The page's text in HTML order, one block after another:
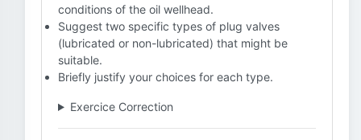
conditions of the oil wellhead.
Suggest two specific types of plug valves
(lubricated or non-lubricated) that might be
suitable.
Briefly justify your choices for each type.
Exercice Correction